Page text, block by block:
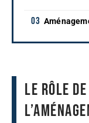
Le rôle